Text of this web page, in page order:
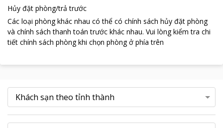
Hủy đặt phòng/trả trước
Các loại phòng khác nhau có thể có chính sách hủy đặt phòng
và chính sách thanh toán trước khác nhau. Vui lòng kiểm tra chi
tiết chính sách phòng khi chọn phòng ở phía trên